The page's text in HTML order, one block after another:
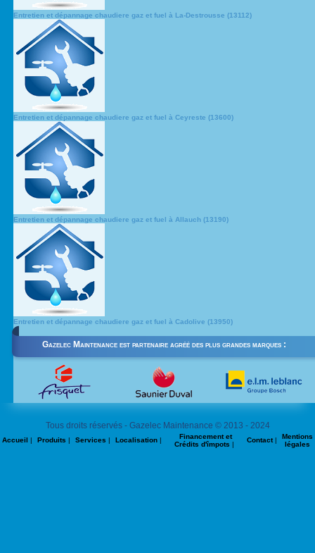
Entretien et dépannage chaudiere gaz et fuel à La-Destrousse (13112)
Entretien et dépannage chaudiere gaz et fuel à Ceyreste (13600)
Entretien et dépannage chaudiere gaz et fuel à Allauch (13190)
Entretien et dépannage chaudiere gaz et fuel à Cadolive (13950)
Gazelec Maintenance est partenaire agréé des plus grandes marques :
Tous droits réservés - Gazelec Maintenance © 2013 - 2024
Accueil | Produits | Services | Localisation |
Financement et
Crédits d'împots |
Contact|
Mentions
légales